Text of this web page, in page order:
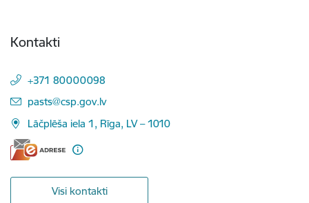
Kontakti
+371 80000098
E-pasts:
pasts@csp.gov.lv
Lāčplēša iela 1, Rīga, LV – 1010
Visi kontakti